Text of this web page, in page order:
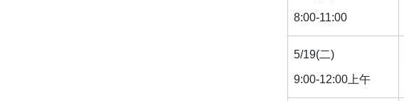
8:00-11:00
5/19(二)
9:00-12:00上午